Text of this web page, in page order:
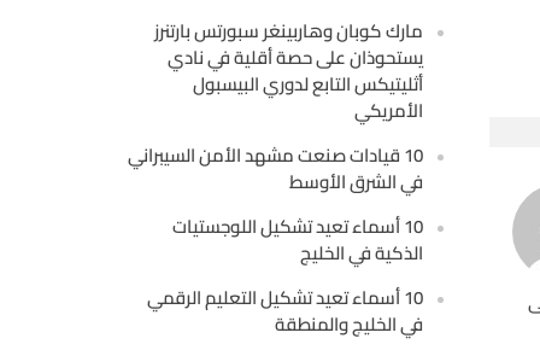
مارك كوبان وهاربينغر سبورتس بارتنرز
يستحوذان على حصة أقلية في نادي
أثليتيكس التابع لدوري البيسبول
الأمريكي
10 قيادات صنعت مشهد الأمن السيبراني
في الشرق الأوسط
10 أسماء تعيد تشكيل اللوجستيات
الذكية في الخليج
10 أسماء تعيد تشكيل التعليم الرقمي
في الخليج والمنطقة